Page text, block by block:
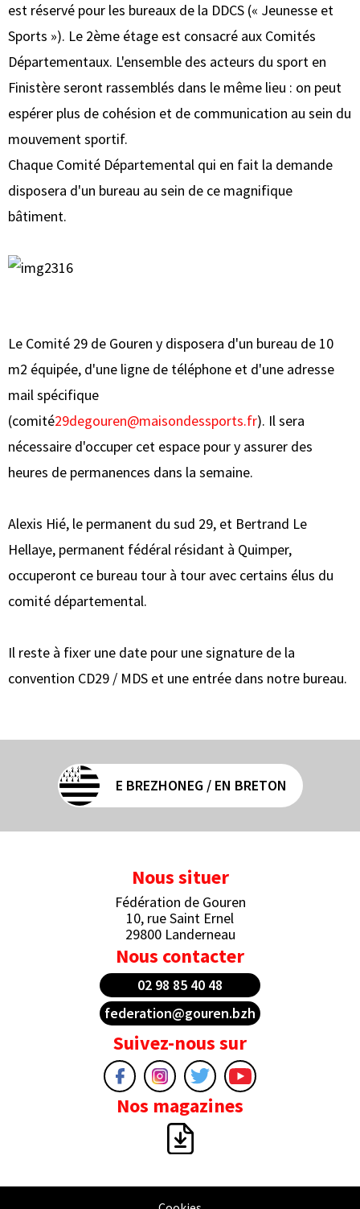
est réservé pour les bureaux de la DDCS (« Jeunesse et
Sports »). Le 2ème étage est consacré aux Comités
Départementaux. L'ensemble des acteurs du sport en
Finistère seront rassemblés dans le même lieu : on peut
espérer plus de cohésion et de communication au sein du
mouvement sportif.
Chaque Comité Départemental qui en fait la demande
disposera d'un bureau au sein de ce magnifique
bâtiment.
Le Comité 29 de Gouren y disposera d'un bureau de 10
m2 équipée, d'une ligne de téléphone et d'une adresse
mail spécifique
(comité29degouren@maisondessports.fr). Il sera
nécessaire d'occuper cet espace pour y assurer des
heures de permanences dans la semaine.
Alexis Hié, le permanent du sud 29, et Bertrand Le
Hellaye, permanent fédéral résidant à Quimper,
occuperont ce bureau tour à tour avec certains élus du
comité départemental.
Il reste à fixer une date pour une signature de la
convention CD29 / MDS et une entrée dans notre bureau.
E BREZHONEG / EN BRETON
Nous situer
Fédération de Gouren
10, rue Saint Ernel
29800 Landerneau
Nous contacter
02 98 85 40 48
federation@gouren.bzh
Suivez-nous sur
Nos magazines